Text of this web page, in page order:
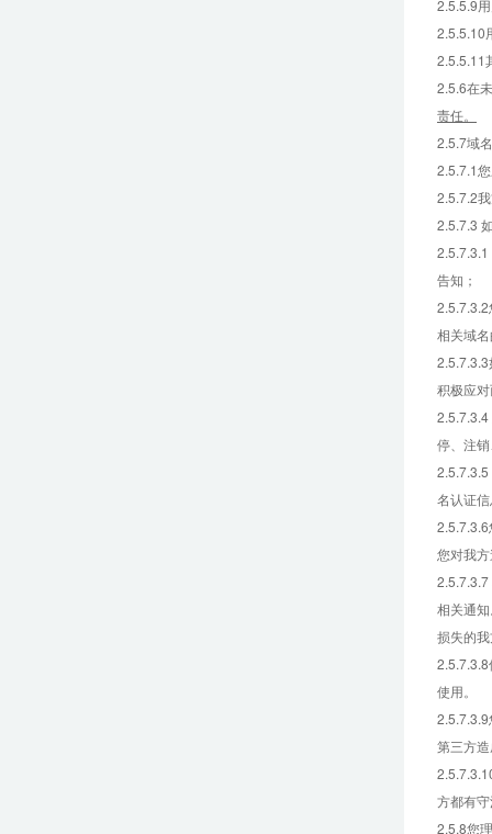
2.5.5.9
2.5.5.10
2.5.5.11
2.5.6在
责任。
2.5.7域
2.5.7.1
2.5.7.2
2.5.7.3
告知；
相关域
积极应
停、注
名认证
您对我
相关通
损失的
2.5.7.3.8
使用。
第三方
方都有
2.5.8您